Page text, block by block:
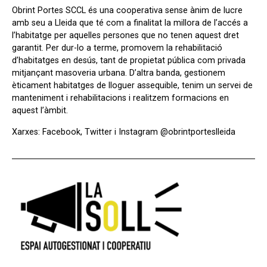
Obrint Portes SCCL és una cooperativa sense ànim de lucre
amb seu a Lleida que té com a finalitat la millora de l’accés a
l’habitatge per aquelles persones que no tenen aquest dret
garantit. Per dur-lo a terme, promovem la rehabilitació
d’habitatges en desús, tant de propietat pública com privada
mitjançant masoveria urbana. D’altra banda, gestionem
èticament habitatges de lloguer assequible, tenim un servei de
manteniment i rehabilitacions i realitzem formacions en
aquest l’àmbit.
Xarxes: Facebook, Twitter i Instagram @obrintporteslleida